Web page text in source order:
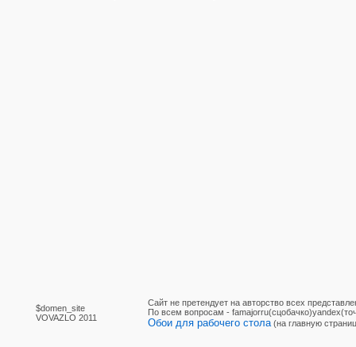
$domen_site
VOVAZLO 2011
Сайт не претендует на авторство всех
По вcем вопросам -
Обои для рабочего стола (на главную